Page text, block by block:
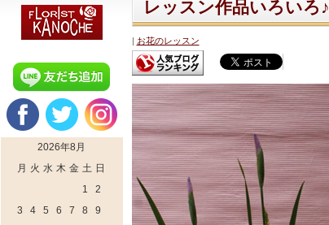
レッスン作品いろいろ♪
お花のレッスン
2026年8月
月 火 水 木 金 土 日
1
2
3
4 5 6 7 8
9